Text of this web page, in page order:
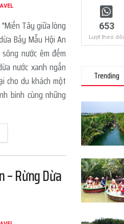
Tây giữa lòng
Bảy Mẫu Hội An
nước êm đềm
nước xanh ngần
cho du khách một
bình cùng những
– Rừng Dừa
653
Lượt theo dõi
Trending